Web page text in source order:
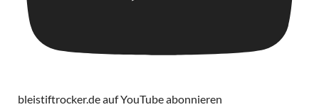
bleistiftrocker.de auf YouTube abonnieren